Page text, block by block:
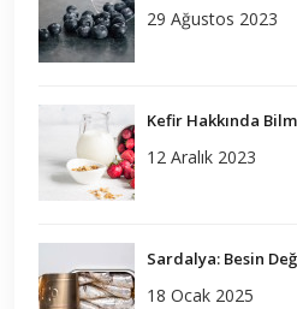
29 Ağustos 2023
Kefir Hakkında
12 Aralık 2023
Sardalya: Besin
18 Ocak 2025